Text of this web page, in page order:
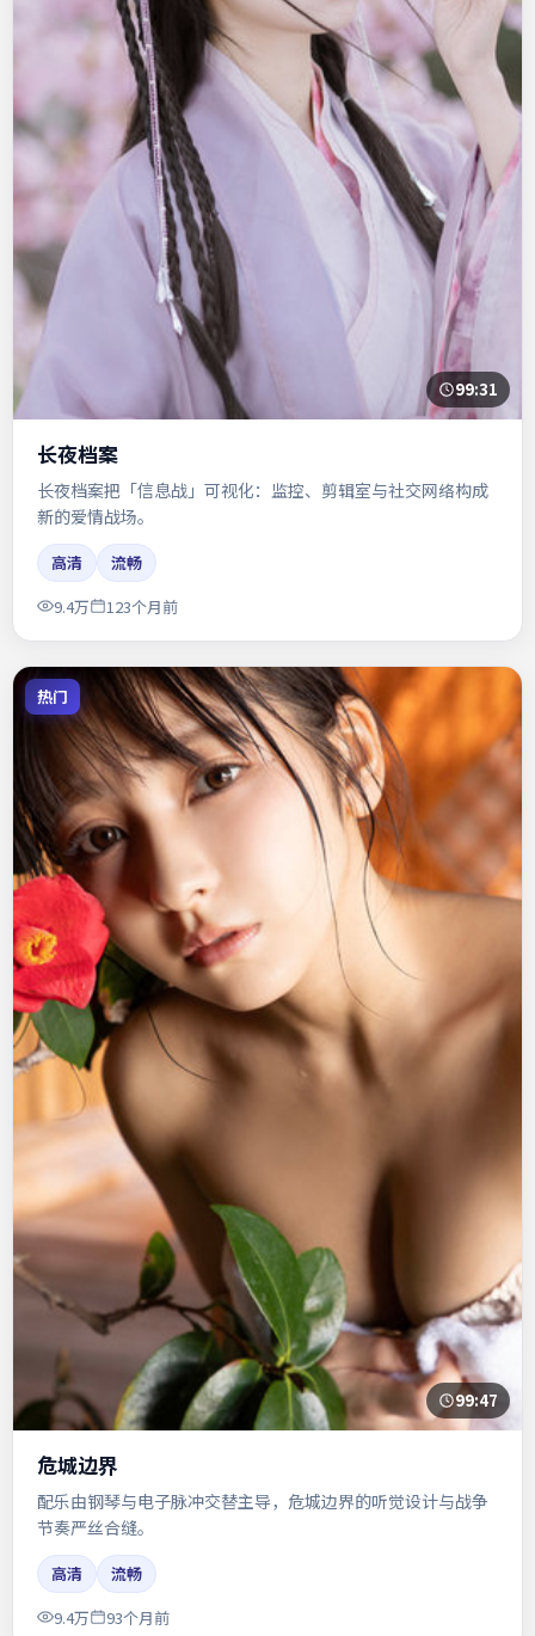
99:31
长夜档案
长夜档案把「信息战」可视化：监控、剪辑室与社交网络构成
新的爱情战场。
高清
流畅
9.4万
123个月前
热门
99:47
危城边界
配乐由钢琴与电子脉冲交替主导，危城边界的听觉设计与战争
节奏严丝合缝。
高清
流畅
9.4万
93个月前